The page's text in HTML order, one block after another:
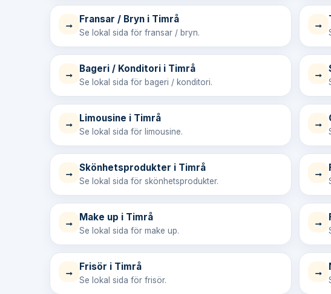
→ Fransar / Bryn i Timrå
Se lokal sida för fransar / bryn.
→
→ Bageri / Konditori i Timrå
Se lokal sida för bageri / konditori.
→
→ Limousine i Timrå
Se lokal sida för limousine.
→
→ Skönhetsprodukter i Timrå
Se lokal sida för skönhetsprodukter.
→
→ Make up i Timrå
Se lokal sida för make up.
→
→ Frisör i Timrå
Se lokal sida för frisör.
→